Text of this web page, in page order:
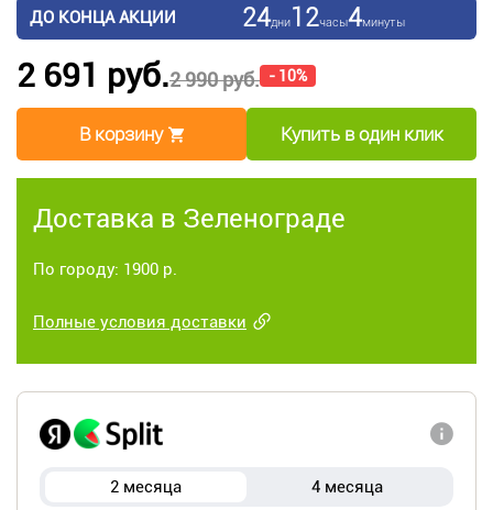
ДО КОНЦА АКЦИИ 24дни12часы4минуты
2 990 руб. - 10%
2 691 руб.
В корзину Купить в один клик
Доставка в Зеленограде
По городу: 1900 р.
Полные условия доставки
2 месяца 4 месяца